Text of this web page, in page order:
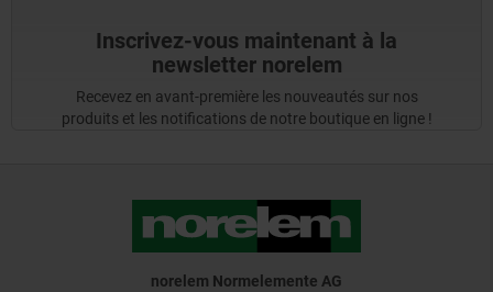
Inscrivez-vous maintenant à la
newsletter norelem
Recevez en avant-première les nouveautés sur nos
produits et les notifications de notre boutique en ligne !
norelem Normelemente AG